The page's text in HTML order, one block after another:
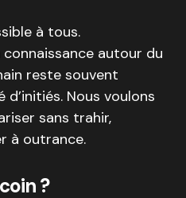
à tous.
connaissance autour du
reste souvent
Nous voulons
sans trahir,
à outrance.
?